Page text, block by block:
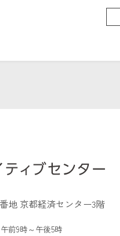
地 京都経済センター3階
前9時～午後5時